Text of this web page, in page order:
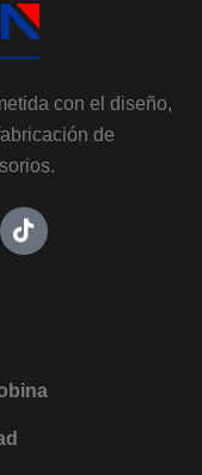
con el diseño,
de
T
i